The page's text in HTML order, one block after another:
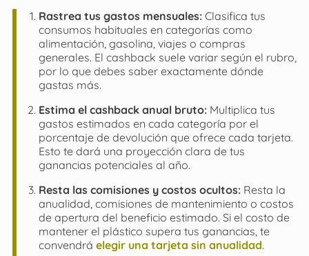
Rastrea tus gastos mensuales:Clasifica tus
consumos habituales en categorías como
alimentación, gasolina, viajes o compras
generales. El cashback suele variar según el rubro,
por lo que debes saber exactamente dónde
gastas más.
Estima el cashback anual bruto:Multiplica tus
gastos estimados en cada categoría por el
porcentaje de devolución que ofrece cada tarjeta.
Esto te dará una proyección clara de tus
ganancias potenciales al año.
Resta las comisiones y costos ocultos:Resta la
anualidad, comisiones de mantenimiento o costos
de apertura del beneficio estimado. Si el costo de
mantener el plástico supera tus ganancias, te
convendrá elegir una tarjeta sin anualidad.